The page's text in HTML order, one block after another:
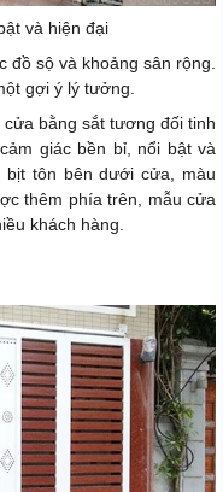
và hiện đại
sộ và khoảng sân rộng.
gợi ý lý tưởng.
bằng sắt tương đối tinh
giác bền bỉ, nổi bật và
bịt tôn bên dưới cửa, màu
thêm phía trên, mẫu cửa
khách hàng.